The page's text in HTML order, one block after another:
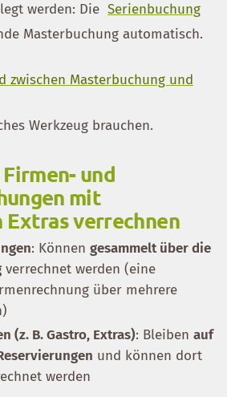
werden: Die Serienbuchung
Masterbuchung automatisch.
zwischen Masterbuchung und
Werkzeug brauchen.
und
mit
verrechnen
: Können gesammelt über die
verrechnet werden (eine
über mehrere
(z. B. Gastro, Extras): Bleiben auf
und können dort
werden